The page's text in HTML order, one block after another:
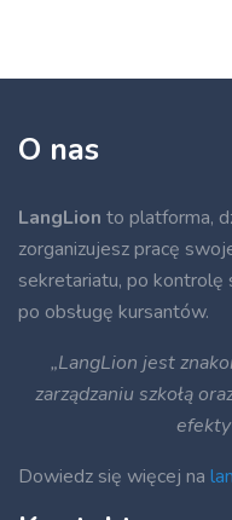
O nas
LangLion to platforma,
zorganizujesz pracę
sekretariatu, po kontrolę
po obsługę kursantów.
„LangLion jest
zarządzaniu szkołą
Dowiedz się więcej na